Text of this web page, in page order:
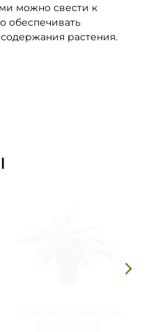
можно свести к
обеспечивать
растения.